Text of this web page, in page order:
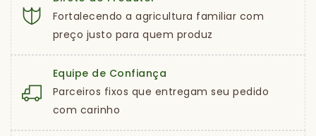
Fortalecendo a agricultura familiar com
preço justo para quem produz
Equipe de Confiança
Parceiros fixos que entregam seu pedido
com carinho